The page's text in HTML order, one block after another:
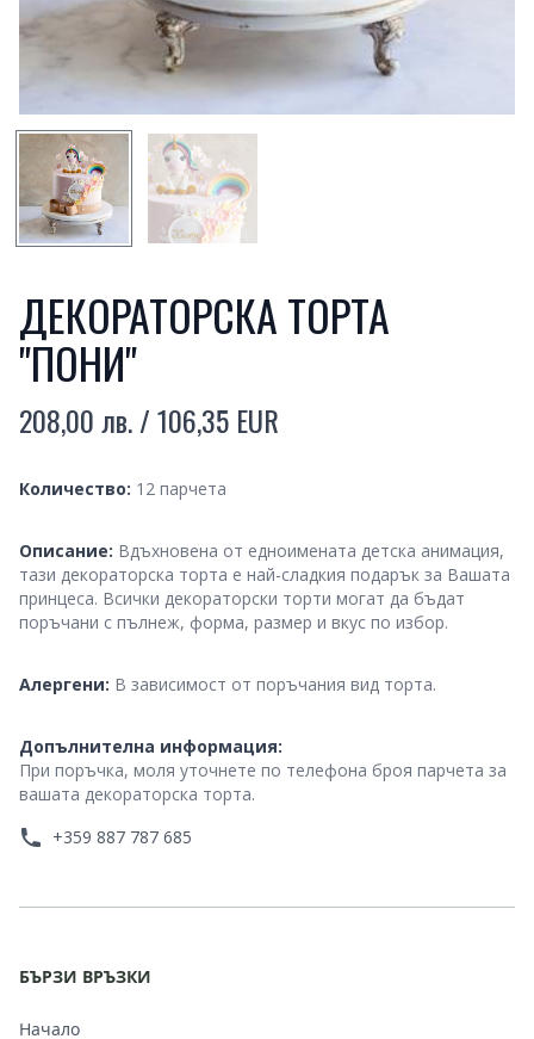
SMALL PREVIEW SMALL PREVIEW
ДЕКОРАТОРСКА ТОРТА
"ПОНИ"
Product information
208,00 лв. / 106,35 EUR
Quantity
Количество: 12 парчета
Description
Описание: Вдъхновена от едноимената детска анимация,
тази декораторска торта е най-сладкия подарък за Вашата
принцеса. Всички декораторски торти могат да бъдат
поръчани с пълнеж, форма, размер и вкус по избор.
Dietary and Allergen Advice
Алергени: В зависимост от поръчания вид торта.
Additional Info
Допълнителна информация:
При поръчка, моля уточнете по телефонa броя парчета за
вашата декораторска торта.
+359 887 787 685
БЪРЗИ ВРЪЗКИ
Начало